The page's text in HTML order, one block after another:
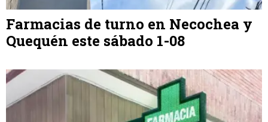
Farmacias de turno en Necochea y
Quequén este sábado 1-08